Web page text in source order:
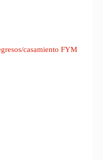
casamiento FYM